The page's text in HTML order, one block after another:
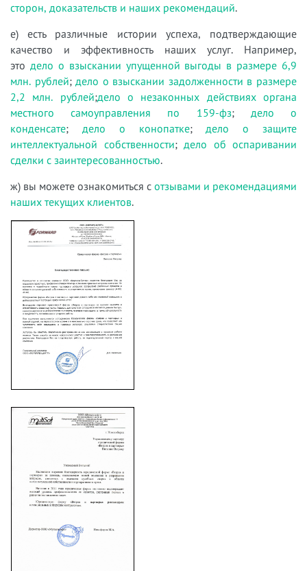
сторон, доказательств и наших рекомендаций.
е) есть различные истории успеха, подтверждающие
качество и эффективность наших услуг. Например,
это дело о взыскании упущенной выгоды в размере 6,9
млн. рублей;дело о взыскании задолженности в размере
2,2 млн. рублей;дело о незаконных действиях органа
местного самоуправления по 159-фз; дело о
конденсате; дело о конопатке;дело о защите
интеллектуальной собственности; дело об оспаривании
сделки с заинтересованностью.
ж) вы можете ознакомиться с отзывами и рекомендациями
наших текущих клиентов.